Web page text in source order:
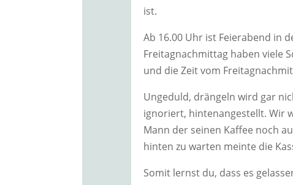
ist.
Ab 16.00 Uhr ist Feierabend in
Freitagnachmittag haben viele
und die Zeit vom
Ungeduld, drängeln wird gar
ignoriert, hintenangestellt. Wir
Mann der seinen Kaffee noch
hinten zu warten meinte die
Somit lernst du, dass es